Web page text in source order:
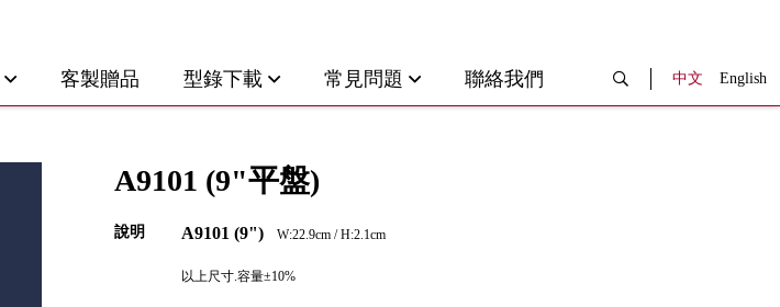
客製贈品 型錄下載 常見問題 聯絡我們 中文 English
A9101 (9"平盤)
說明 A9101 (9") W:22.9cm / H:2.1cm
以上尺寸.容量±10%